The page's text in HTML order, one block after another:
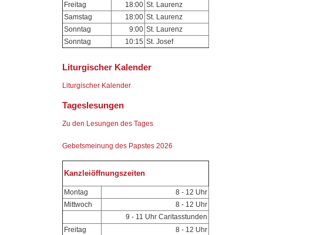
Freitag
18:00 St. Laurenz
Samstag
18:00 St. Laurenz
Sonntag
9:00 St. Laurenz
Sonntag
10:15 St. Josef
Liturgischer Kalender
Liturgischer Kalender
Tageslesungen
Zu den Lesungen des Tages
Gebetsmeinung des Papstes 2026
Kanzleiöffnungszeiten
Montag
8 - 12 Uhr
Mittwoch
8 - 12 Uhr
9 - 11 Uhr Caritasstunden
Freitag
8 - 12 Uhr